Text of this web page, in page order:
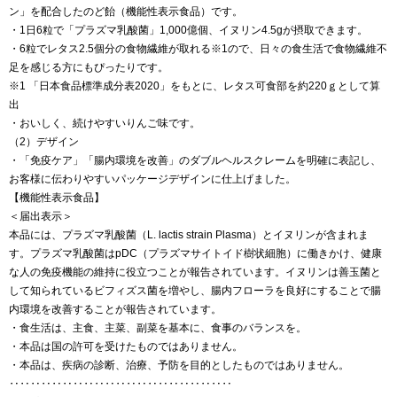
ン」を配合したのど飴（機能性表示食品）です。
・1日6粒で「プラズマ乳酸菌」1,000億個、イヌリン4.5gが摂取できます。
・6粒でレタス2.5個分の食物繊維が取れる※1ので、日々の食生活で食物繊維不
足を感じる方にもぴったりです。
※1 「日本食品標準成分表2020」をもとに、レタス可食部を約220ｇとして算
出
・おいしく、続けやすいりんご味です。
（2）デザイン
・「免疫ケア」「腸内環境を改善」のダブルヘルスクレームを明確に表記し、
お客様に伝わりやすいパッケージデザインに仕上げました。
【機能性表示食品】
＜届出表示＞
本品には、プラズマ乳酸菌（L. lactis strain Plasma）とイヌリンが含まれま
す。プラズマ乳酸菌はpDC（プラズマサイトイド樹状細胞）に働きかけ、健康
な人の免疫機能の維持に役立つことが報告されています。イヌリンは善玉菌と
して知られているビフィズス菌を増やし、腸内フローラを良好にすることで腸
内環境を改善することが報告されています。
・食生活は、主食、主菜、副菜を基本に、食事のバランスを。
・本品は国の許可を受けたものではありません。
・本品は、疾病の診断、治療、予防を目的としたものではありません。
‥‥‥‥‥‥‥‥‥‥‥‥‥‥‥‥‥‥‥‥‥